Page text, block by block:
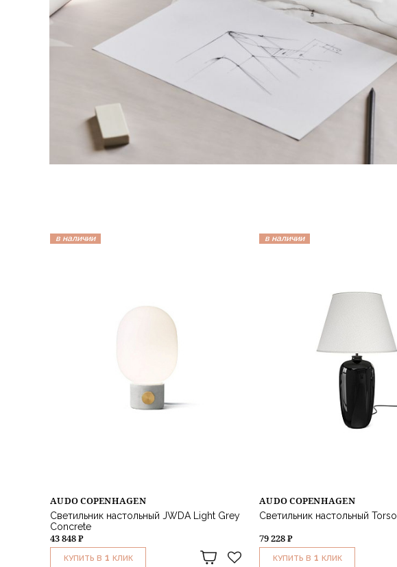
в наличии
AUDO COPENHAGEN
Светильник настольный JWDA Light Grey
Concrete
43 848 ₽
КУПИТЬ В 1 КЛИК
в наличии
AUDO COPENHAGEN
Светильник настольный Torso
79 228 ₽
КУПИТЬ В 1 КЛИК